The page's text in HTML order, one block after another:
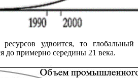
удвоится, то глобальный
до примерно середины 21 века.